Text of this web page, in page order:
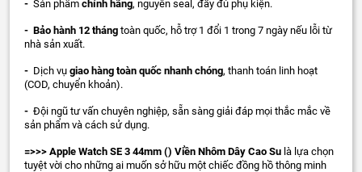
- Sản phẩm chính hãng, nguyên seal, đầy đủ phụ kiện.
- Bảo hành 12 tháng toàn quốc, hỗ trợ 1 đổi 1 trong 7 ngày nếu lỗi từ
nhà sản xuất.
- Dịch vụ giao hàng toàn quốc nhanh chóng, thanh toán linh hoạt
(COD, chuyển khoản).
- Đội ngũ tư vấn chuyên nghiệp, sẵn sàng giải đáp mọi thắc mắc về
sản phẩm và cách sử dụng.
=>>> Apple Watch SE 3 44mm () Viền Nhôm Dây Cao Su là lựa chọn
tuyệt vời cho những ai muốn sở hữu một chiếc đồng hồ thông minh